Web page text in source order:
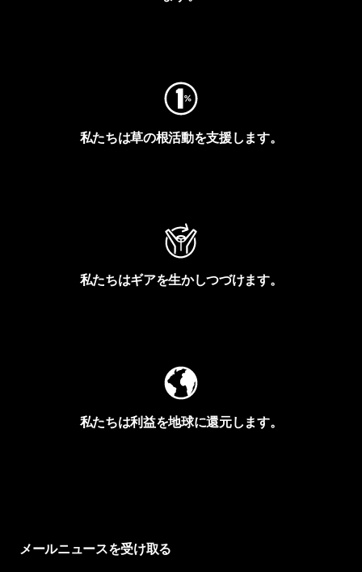
私たちは草の根活動を支援します。
私たちはギアを生かしつづけます。
私たちは利益を地球に還元します。
メールニュースを受け取る